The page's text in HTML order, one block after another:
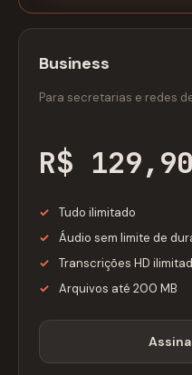
Business
Para secretarias e redes
R$ 129,90
Tudo ilimitado
Áudio sem limite de
Transcrições HD
Arquivos até 200 MB